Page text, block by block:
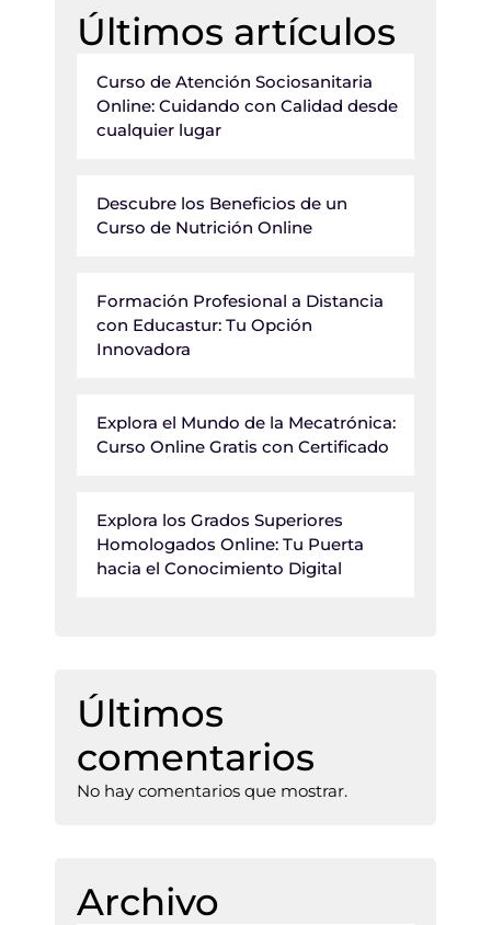
Últimos artículos
Curso de Atención Sociosanitaria
Online: Cuidando con Calidad desde
cualquier lugar
Descubre los Beneficios de un
Curso de Nutrición Online
Formación Profesional a Distancia
con Educastur: Tu Opción
Innovadora
Explora el Mundo de la Mecatrónica:
Curso Online Gratis con Certificado
Explora los Grados Superiores
Homologados Online: Tu Puerta
hacia el Conocimiento Digital
Últimos
comentarios
No hay comentarios que mostrar.
Archivo